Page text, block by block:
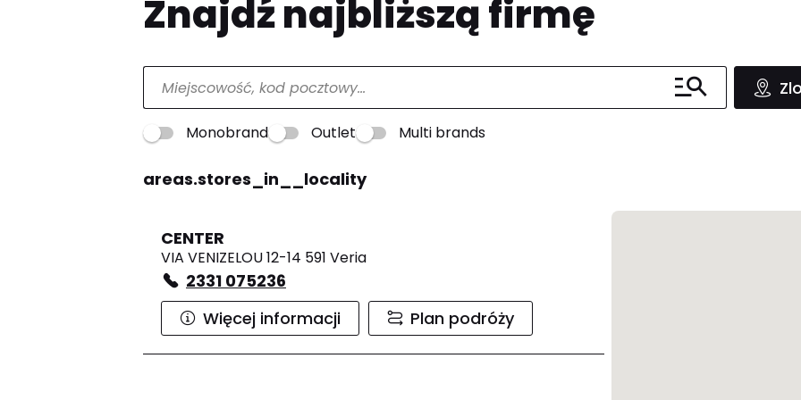
Znajdź najbliższą firmę
Monobrand Outlet Multi brands
areas.stores_in__locality
CENTER
VIA VENIZELOU 12-14 591 Veria
2331 075236
Więcej informacji
Plan podróży